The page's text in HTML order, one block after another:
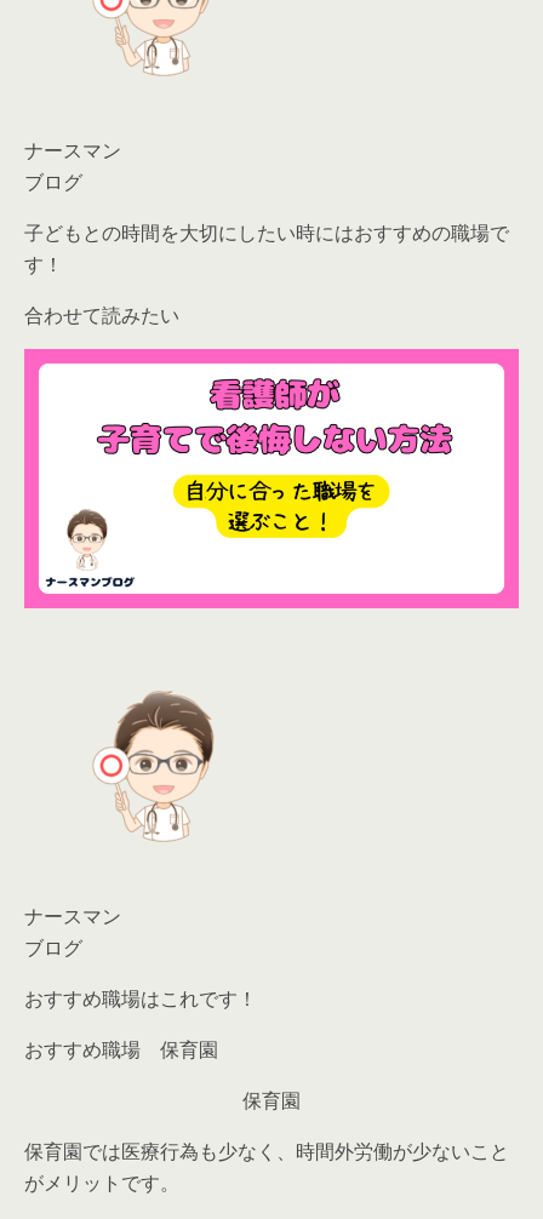
ナースマン
ブログ
子どもとの時間を大切にしたい時にはおすすめの職場で
す！
合わせて読みたい
ナースマン
ブログ
おすすめ職場はこれです！
おすすめ職場 保育園
保育園
保育園では医療行為も少なく、時間外労働が少ないこと
がメリットです。